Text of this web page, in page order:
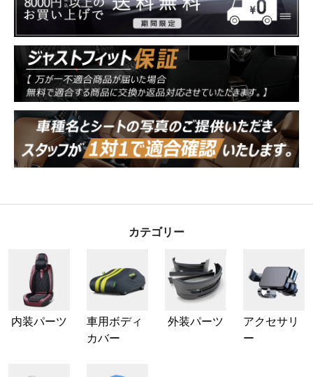
カテゴリー
内装パーツ
車用ボディ
カバー
外装パーツ
アクセサリ
ー